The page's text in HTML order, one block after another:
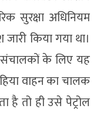
सुरक्षा अधिनियम
किया गया था।
के लिए यह
वाहन का चालक
तो ही उसे पेट्रोल